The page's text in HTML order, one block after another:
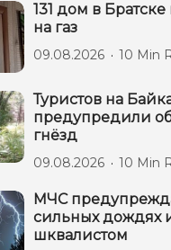
131 дом в
на газ
09.08.2026 10 Min
Туристов на
предупредили
гнёзд
09.08.2026 10 Min
МЧС
сильных дождях
шквалистом